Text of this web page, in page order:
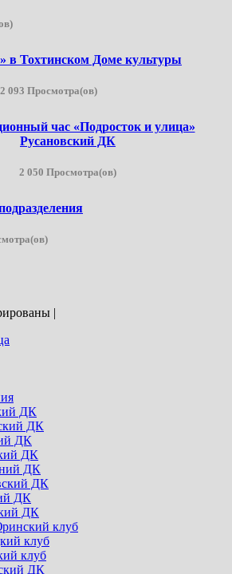
в Тохтинском Доме культуры
2 093 Просмотра(ов)
час «Подросток и улица»
Русановский ДК
2 050 Просмотра(ов)
|
ДК
ДК
ДК
ДК
ДК
ДК
ДК
ДК
клуб
клуб
клуб
ДК